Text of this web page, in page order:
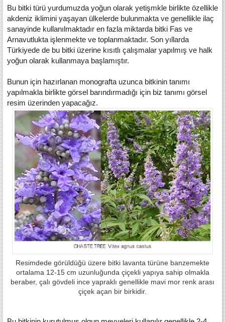
Bu bitki türü yurdumuzda yoğun olarak yetişmkle birlikte özellikle
akdeniz iklimini yaşayan ülkelerde bulunmakta ve genellikle ilaç
sanayinde kullanılmaktadır en fazla miktarda bitki Fas ve
Arnavutlukta işlenmekte ve toplanmaktadır. Son yıllarda
Türkiyede de bu bitki üzerine kısıtlı çalışmalar yapılmış ve halk
yoğun olarak kullanmaya başlamıştır.
Bunun için hazırlanan monografta uzunca bitkinin tanımı
yapılmakla birlikte görsel barındırmadığı için biz tanımı görsel
resim üzerinden yapacağız.
Resimdede görüldüğü üzere bitki lavanta türüne banzemekte
ortalama 12-15 cm uzunluğunda çiçekli yapıya sahip olmakla
beraber, çalı gövdeli ince yapraklı genellikle mavi mor renk arası
çiçek açan bir birkidir.